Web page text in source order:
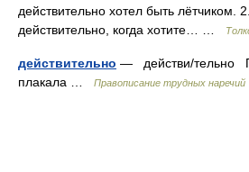
действительно хотел быть лётчиком.
действительно, когда хотите… …
действительно — действи/тельно
плакала …
Правописание трудных наречий